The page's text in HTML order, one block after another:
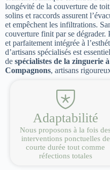
longévité de la couverture de
solins et raccords assurent
et empêchent les infiltrations.
couverture finit par se
et parfaitement intégrée à
d’artisans spécialisés est
de spécialistes de la zinguerie
Compagnons, artisans
Adaptabilité
Nous proposons à la fois des
interventions ponctuelles de
courte durée tout comme
réfections totales